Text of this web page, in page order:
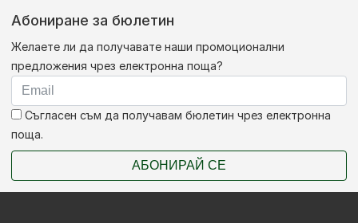
Абониране за бюлетин
Желаете ли да получавате наши промоционални
предложения чрез електронна поща?
Съгласен съм да получавам бюлетин чрез електронна
поща.
АБОНИРАЙ СЕ